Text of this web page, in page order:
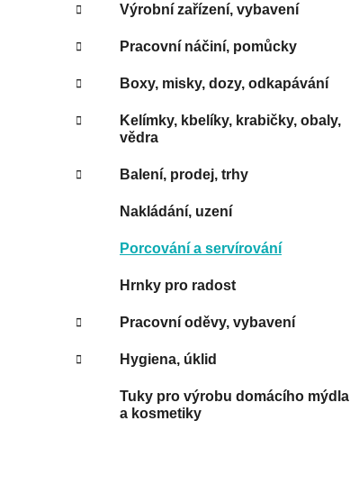
Výrobní zařízení, vybavení
Pracovní náčiní, pomůcky
Boxy, misky, dozy, odkapávání
Kelímky, kbelíky, krabičky, obaly,
vědra
Balení, prodej, trhy
Nakládání, uzení
Porcování a servírování
Hrnky pro radost
Pracovní oděvy, vybavení
Hygiena, úklid
Tuky pro výrobu domácího mýdla
a kosmetiky